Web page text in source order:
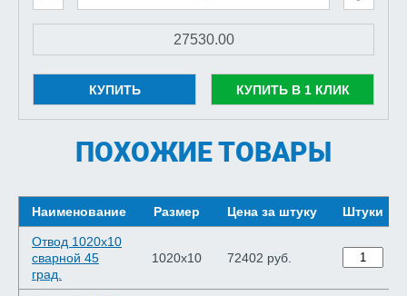
КУПИТЬ КУПИТЬ В 1 КЛИК
ПОХОЖИЕ ТОВАРЫ
Наименование Размер Цена за штуку Штуки
Отвод 1020х10
сварной 45
град.
1020х10 72402 руб.